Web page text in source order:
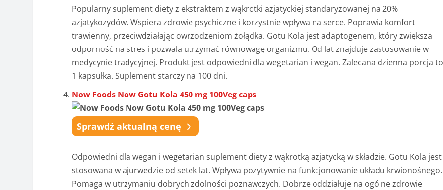
Popularny suplement diety z ekstraktem z wąkrotki azjatyckiej standaryzowanej na 20%
azjatykozydów. Wspiera zdrowie psychiczne i korzystnie wpływa na serce. Poprawia komfort
trawienny, przeciwdziałając owrzodzeniom żołądka. Gotu Kola jest adaptogenem, który zwiększa
odporność na stres i pozwala utrzymać równowagę organizmu. Od lat znajduje zastosowanie w
medycynie tradycyjnej. Produkt jest odpowiedni dla wegetarian i wegan. Zalecana dzienna porcja to
1 kapsułka. Suplement starczy na 100 dni.
Now Foods Now Gotu Kola 450 mg 100Veg caps
Sprawdź aktualną cenę
Odpowiedni dla wegan i wegetarian suplement diety z wąkrotką azjatycką w składzie. Gotu Kola jest
stosowana w ajurwedzie od setek lat. Wpływa pozytywnie na funkcjonowanie układu krwionośnego.
Pomaga w utrzymaniu dobrych zdolności poznawczych. Dobrze oddziałuje na ogólne zdrowie